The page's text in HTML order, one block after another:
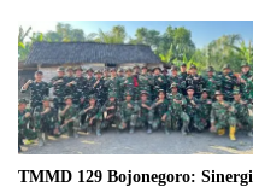
TMMD 129 Bojonegoro: Sinergi